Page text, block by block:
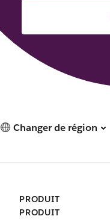
Changer de région
PRODUIT
PRODUIT